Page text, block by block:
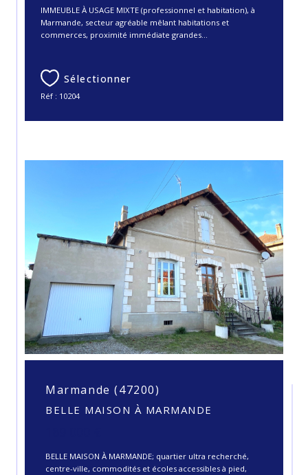
IMMEUBLE À USAGE MIXTE (professionnel et habitation), à
Marmande, secteur agréable mêlant habitations et
commerces, proximité immédiate grandes...
Sélectionner
Réf : 10204
Marmande (47200)
BELLE MAISON À MARMANDE
BELLE MAISON À MARMANDE; quartier ultra recherché,
centre-ville, commodités et écoles accessibles à pied,